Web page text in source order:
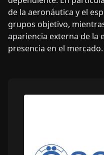
de la aeronáutica y el
grupos objetivo,
apariencia externa de la
presencia en el mercado.